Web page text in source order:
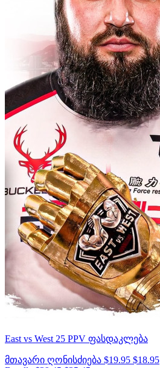
East vs West 25 PPV ფასდაკლება
მთავარი ღონისძიება $19.95 $18.95